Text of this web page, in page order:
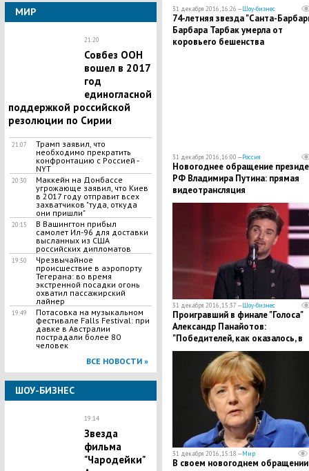
МИР
21:20
Совбез ООН
вошел в 2017
год
единогласной
поддержкой российской
резолюции по Сирии
21:07
Трамп заявил, что
необходимо прекратить
конфронтацию с Россией -
NYT
20:30
Маккейн на Донбассе
угрожающе заявил, что Киев
в 2017 году отправит всех
захватчиков "туда, откуда
они пришли"
20:15
​В Вашингтон прибыл
самолет Ил-96 для доставки
высланных из США
российских дипломатов
19:50
Чрезвычайное
происшествие в аэропорту
Тегерана: во время
экстренной посадки огонь
охватил пассажирский
лайнер
19:49
​Потасовка на музыкальном
фестивале Falls Festival: при
давке в Австралии
пострадали более 80
человек
ВСЕ НОВОСТИ »
ШОУ-БИЗНЕС
19:14
Звезда
фильма
"Чародейки"
31 декабря 2016, 16:26 —Шоу-бизнес
74-летняя звезда "Санта-
Барбара Тарбак умерла от
коровьего бешенства
31 декабря 2016, 16:00 —Россия
Новогоднее обращение
РФ Владимира Путина: прямая
видеотрансляция
31 декабря 2016, 15:37 —Шоу-бизнес
Проигравший в финале "Голоса"
Александр Панайотов:
"Победителей, как оказалось, в
этом конкурсе нет"
31 декабря 2016, 15:18 —Мир
В своем новогоднем обращении